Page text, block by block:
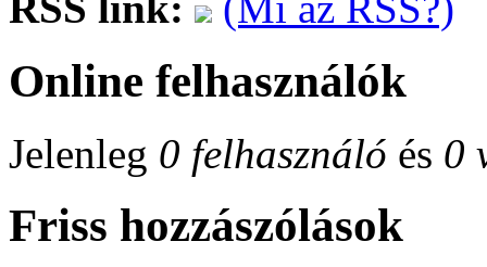
Online felhasználók
Jelenleg 0 felhasználó és 0
Friss hozzászólások